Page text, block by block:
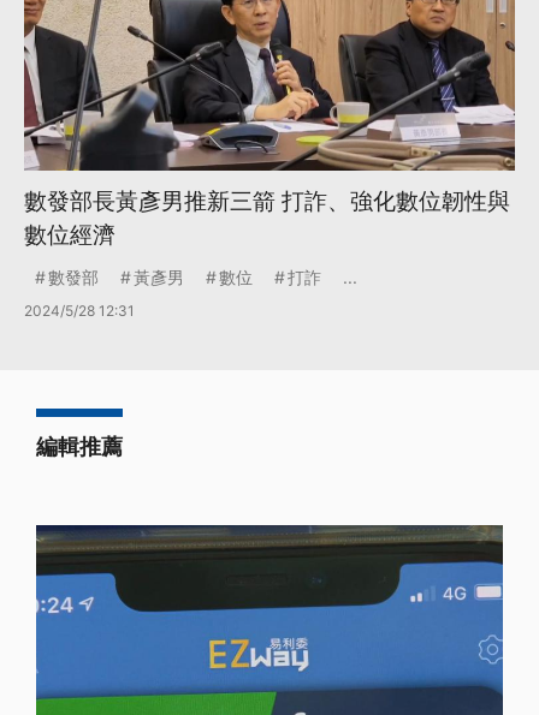
數發部長黃彥男推新三箭 打詐、強化數位韌性與
數位經濟
數發部 黃彥男 數位 打詐 ...
2024/5/28 12:31
編輯推薦